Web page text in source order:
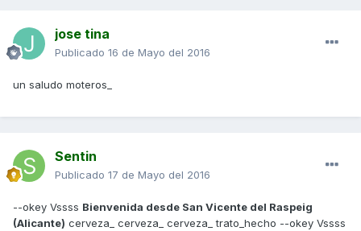
jose tina
Publicado 16 de Mayo del 2016
un saludo moteros_
Sentin
Publicado 17 de Mayo del 2016
--okey Vssss Bienvenida desde San Vicente del Raspeig
(Alicante) cerveza_ cerveza_ cerveza_ trato_hecho --okey Vssss